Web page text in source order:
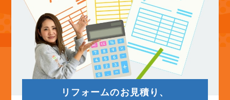
リフォームのお見積り、